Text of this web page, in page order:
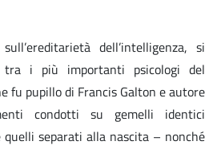
dell’intelligenza, si
i più importanti psicologi del
fu pupillo di Francis Galton e autore
condotti su gemelli identici
separati alla nascita – nonché